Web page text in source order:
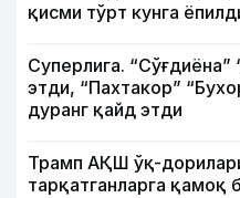
қисми тўрт кунга
Суперлига.
этди, “Пахтакор”
дуранг қайд этди
Трамп АҚШ ўқ-
тарқатганларга қамоқ